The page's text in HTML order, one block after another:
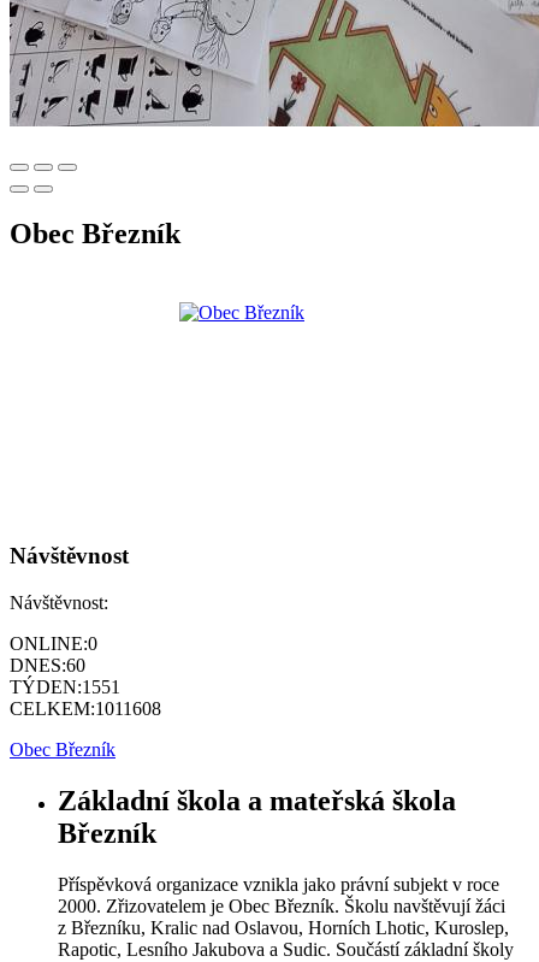
Obec Březník
Návštěvnost
Návštěvnost:
ONLINE:0
DNES:60
TÝDEN:1551
CELKEM:1011608
Obec Březník
Základní škola a mateřská škola
Březník
Příspěvková organizace vznikla jako právní subjekt v roce
2000. Zřizovatelem je Obec Březník. Školu navštěvují žáci
z Březníku, Kralic nad Oslavou, Horních Lhotic, Kuroslep,
Rapotic, Lesního Jakubova a Sudic. Součástí základní školy